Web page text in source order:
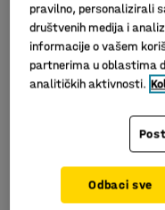
pravilno, personalizirali
društvenih medija i
informacije o vašem
partnerima u oblastima
analitičkih aktivnosti.
Odbaci sve